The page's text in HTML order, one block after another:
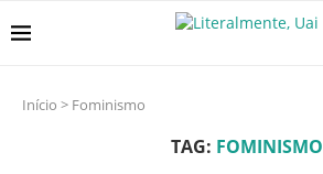
Início > Fominismo
TAG: FOMINISMO